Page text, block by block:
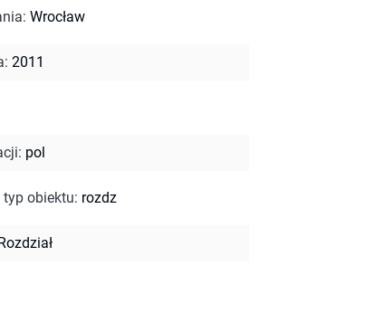
: Wrocław
: 2011
: pol
typ obiektu: rozdz